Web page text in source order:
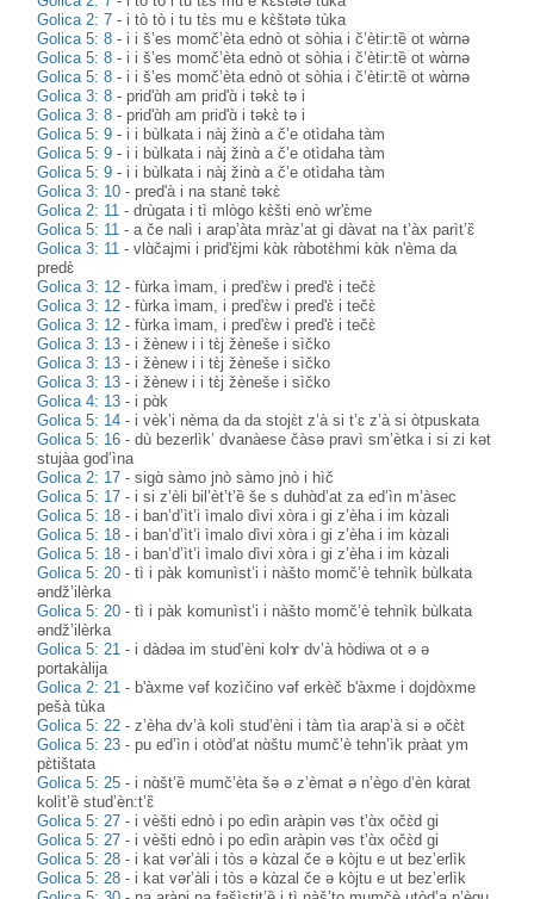
Golica 2: 7 - i tò tò i tu tɛ̀s mu e kɛ̀štətə tùka
Golica 5: 8 - i i š’es momč’èta ednò ot sòhia i č’ètir:tȅ ot wɑ̀rnə
Golica 5: 8 - i i š’es momč’èta ednò ot sòhia i č’ètir:tȅ ot wɑ̀rnə
Golica 5: 8 - i i š’es momč’èta ednò ot sòhia i č’ètir:tȅ ot wɑ̀rnə
Golica 3: 8 -prid'ɑ̀h am prid'ɑ̀ i təkɛ̀ tə i
Golica 3: 8 -prid'ɑ̀h am prid'ɑ̀ i təkɛ̀ tə i
Golica 5: 9 - i i bùlkata i nàj žinɑ̀ a č’e otìdaha tàm
Golica 5: 9 - i i bùlkata i nàj žinɑ̀ a č’e otìdaha tàm
Golica 5: 9 - i i bùlkata i nàj žinɑ̀ a č’e otìdaha tàm
Golica 3: 10 -pred'à i na stanɛ̀ təkɛ̀
Golica 2: 11 -drùgata i tì mlògo kɛ̀šti enò wr'ɛ̀me
Golica 5: 11 -a če nalì i arap’àta mràz’at gi dàvat na t’àx parìt’ɛ̏
Golica 3: 11 -vlɑ̀čajmi i prid'ɛ̀jmi kɑ̀k rɑ̀botɛ̀hmi kɑ̀k n'èma da
predɛ̀
Golica 3: 12 -fùrka ìmam, i pred'ɛ̀w i pred'ɛ̀ i tečɛ̀
Golica 3: 12 -fùrka ìmam, i pred'ɛ̀w i pred'ɛ̀ i tečɛ̀
Golica 3: 12 -fùrka ìmam, i pred'ɛ̀w i pred'ɛ̀ i tečɛ̀
Golica 3: 13 - i žènew i i tɛ̀j žèneše i sìčko
Golica 3: 13 - i žènew i i tɛ̀j žèneše i sìčko
Golica 3: 13 - i žènew i i tɛ̀j žèneše i sìčko
Golica 4: 13 - i pɑ̀k
Golica 5: 14 - i vèk’i nèma da da stojɛ̀t z’à si t’ɛ z’à si òtpuskata
Golica 5: 16 -dù bezerlìk’ dvanàese čàsə pravì sm’ètka i si zi kət
stujàa god’ìna
Golica 2: 17 -sigɑ̀ sàmo jnò sàmo jnò i hìč
Golica 5: 17 - i si z’èli bil’èt’t’ȅ še s duhɑ̀d’at za ed’ìn m’àsec
Golica 5: 18 - i ban’d’ìt’i ìmalo dìvi xòra i gi z’èha i im kɑ̀zali
Golica 5: 18 - i ban’d’ìt’i ìmalo dìvi xòra i gi z’èha i im kɑ̀zali
Golica 5: 18 - i ban’d’ìt’i ìmalo dìvi xòra i gi z’èha i im kɑ̀zali
Golica 5: 20 -tì i pàk komunìst’i i nàšto momč’è tehnìk bùlkata
əndž’ilèrka
Golica 5: 20 -tì i pàk komunìst’i i nàšto momč’è tehnìk bùlkata
əndž’ilèrka
Golica 5: 21 - i dàdəa im stud’èni kolɤ dv’à hòdiwa ot ə ə
portakàlija
Golica 2: 21 - b'àxme vəf kozìčino vəf erkèč b'àxme i dojdòxme
pešà tùka
Golica 5: 22 -z’èha dv’à kolì stud’èni i tàm tìa arap’à si ə očɛ̀t
Golica 5: 23 -pu ed’ìn i otòd’at nɑ̀štu mumč’è tehn’ìk pràat ym
pɛ̀tištata
Golica 5: 25 - i nɑ̀št’ȅ mumč’èta šə ə z’èmat ə n’ègo d’èn kɑ̀rat
kolìt’ȅ stud’èn:t’ɛ̏
Golica 5: 27 - i vèšti ednò i po edìn aràpin vəs t’ɑ̀x očɛ̀d gi
Golica 5: 27 - i vèšti ednò i po edìn aràpin vəs t’ɑ̀x očɛ̀d gi
Golica 5: 28 - i kat vər’àli i tòs ə kɑ̀zal če ə kòjtu e ut bez’erlìk
Golica 5: 28 - i kat vər’àli i tòs ə kɑ̀zal če ə kòjtu e ut bez’erlìk